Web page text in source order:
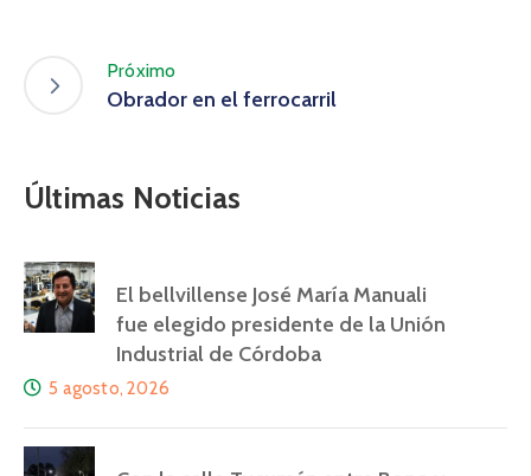
Próximo
Obrador en el ferrocarril
Últimas Noticias
El bellvillense José María Manuali
fue elegido presidente de la Unión
Industrial de Córdoba
5 agosto, 2026